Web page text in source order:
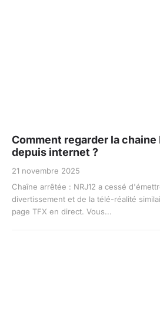
Comment regarder la chaine
depuis internet ?
21 novembre 2025
Chaîne arrêtée : NRJ12 a cessé
divertissement et de la télé-réalité
page TFX en direct. Vous...